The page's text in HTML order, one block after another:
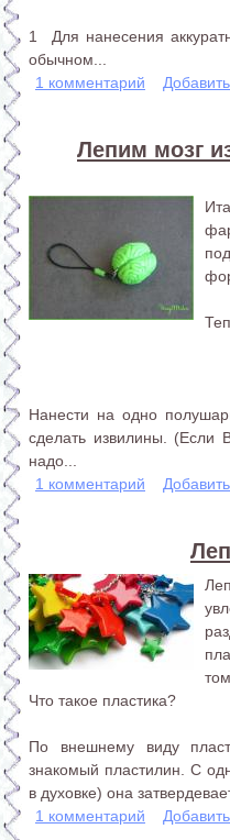
1 Для нанесения
обычном...
1 комментарий
Лепим мозг
Нанести на одно
сделать извилины. (Если
надо...
1 комментарий
Что такое пластика?
По внешнему виду
знакомый пластилин. С
в духовке) она
1 комментарий